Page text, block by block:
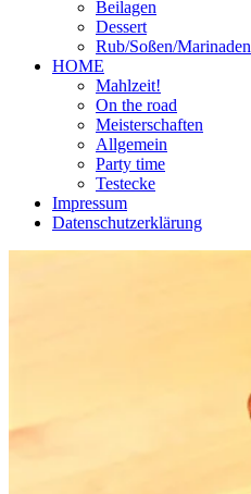
Beilagen
Dessert
Rub/Soßen/Marinaden
HOME
Mahlzeit!
On the road
Meisterschaften
Allgemein
Party time
Testecke
Impressum
Datenschutzerklärung